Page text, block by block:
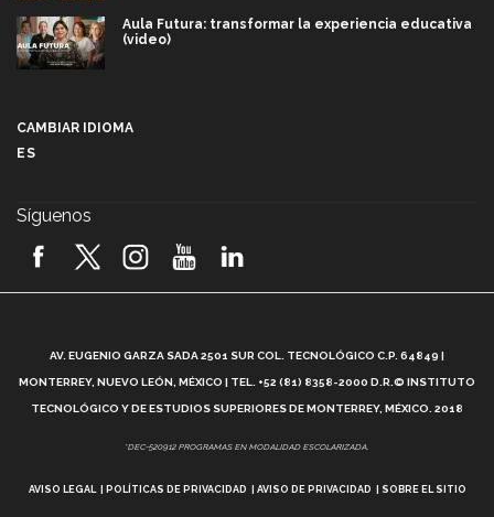
Aula Futura: transformar la experiencia educativa
(video)
2026! (video)
¿Cómo es el Modelo Educativo Tec? (video)
Vida Tec: Feminismo e Inteligencia Artificial, Paola
CAMBIAR IDIOMA
ES
Síguenos
AV. EUGENIO GARZA SADA 2501 SUR COL. TECNOLÓGICO C.P. 64849 |
MONTERREY, NUEVO LEÓN, MÉXICO | TEL. +52 (81) 8358-2000 D.R.© INSTITUTO
TECNOLÓGICO Y DE ESTUDIOS SUPERIORES DE MONTERREY, MÉXICO. 2018
*DEC-520912 PROGRAMAS EN MODALIDAD ESCOLARIZADA.
AVISO LEGAL POLÍTICAS DE PRIVACIDAD AVISO DE PRIVACIDAD SOBRE EL SITIO